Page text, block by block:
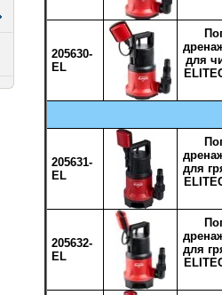
205630-
EL
для
205631-
EL
для
205632-
EL
для